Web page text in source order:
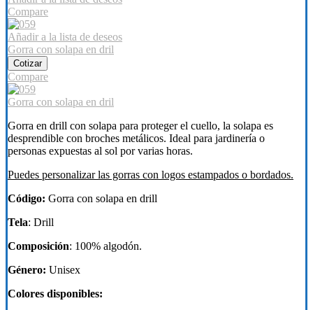
Compare
Añadir a la lista de deseos
Gorra con solapa en dril
Cotizar
Compare
Gorra con solapa en dril
Gorra en drill con solapa para proteger el cuello, la solapa es
desprendible con broches metálicos. Ideal para jardinería o
personas expuestas al sol por varias horas.
Puedes personalizar las gorras con logos estampados o bordados.
Código: Gorra con solapa en drill
Tela: Drill
Composición: 100% algodón.
Género: Unisex
Colores disponibles: